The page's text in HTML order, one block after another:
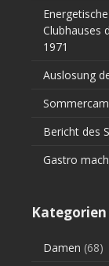
Clubhauses
1971
Auslosung
Bericht des
Gastro
Kategorien
Damen (68)